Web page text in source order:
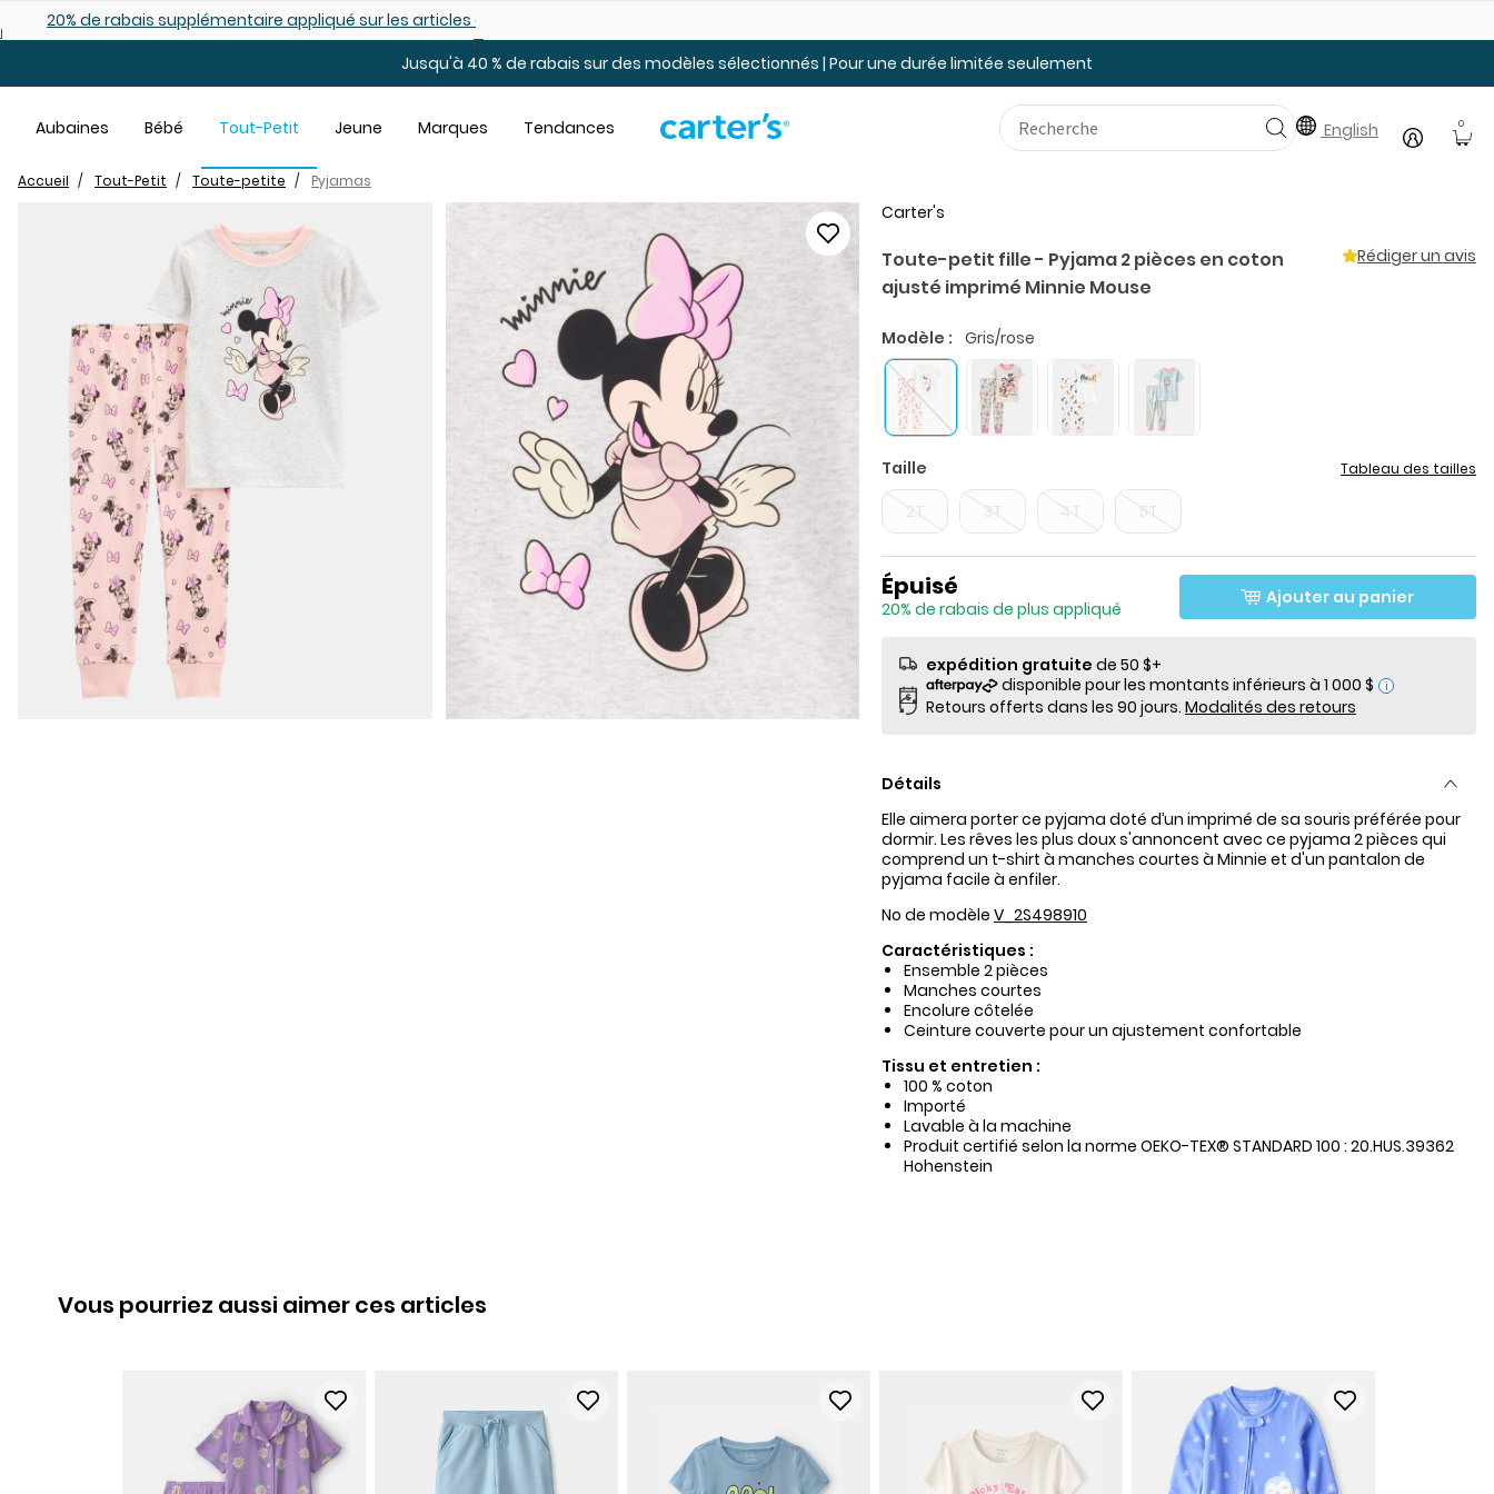
démarqués25% de rabais: modèles pour bébé
Jusqu'à 40 % de rabais sur des modèles sélectionnés | Pour une durée limitée seulement
Aubaines Bébé Tout-Petit Jeune Marques Tendances English 0
Accueil Tout-Petit Toute-petite Pyjamas
Carter's
Toute-petit fille - Pyjama 2 pièces en coton
ajusté imprimé Minnie Mouse
Rédiger un avis
Modèle : Gris/rose
Taille Tableau des tailles
Prix de solde
Épuisé
20% de rabais de plus appliqué
Ajouter au panier
expédition gratuite de 50 $+
i
Retours offerts dans les 90 jours. Modalités des retours
Détails
Elle aimera porter ce pyjama doté d’un imprimé de sa souris préférée pour
dormir. Les rêves les plus doux s'annoncent avec ce pyjama 2 pièces qui
comprend un t-shirt à manches courtes à Minnie et d'un pantalon de
pyjama facile à enfiler.
No de modèle V_2S498910
Caractéristiques :
Ensemble 2 pièces
Manches courtes
Encolure côtelée
Ceinture couverte pour un ajustement confortable
Tissu et entretien :
100 % coton
Importé
Lavable à la machine
Produit certifié selon la norme OEKO-TEX® STANDARD 100 : 20.HUS.39362
Hohenstein
Vous pourriez aussi aimer ces articles